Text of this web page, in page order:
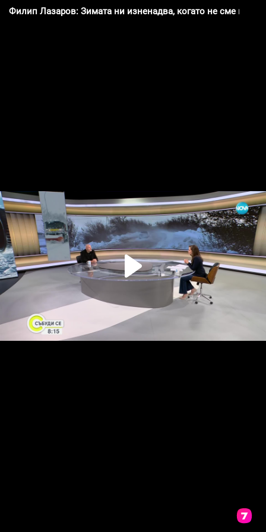
Филип Лазаров: Зимата ни изненадва, когато не сме